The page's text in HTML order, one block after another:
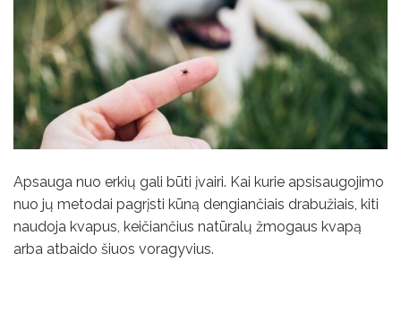
Apsauga nuo erkių gali būti įvairi. Kai kurie apsisaugojimo
nuo jų metodai pagrįsti kūną dengiančiais drabužiais, kiti
naudoja kvapus, keičiančius natūralų žmogaus kvapą
arba atbaido šiuos voragyvius.